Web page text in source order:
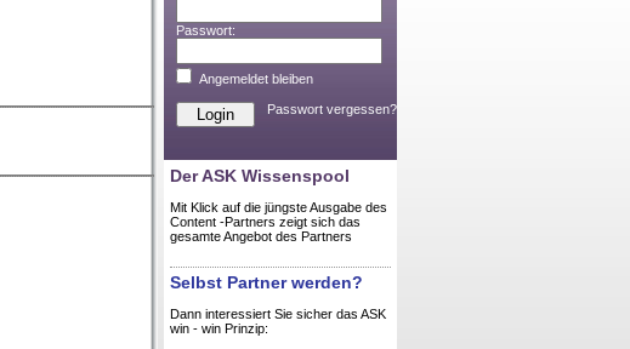
Passwort:
Angemeldet bleiben
Passwort vergessen?
Der ASK Wissenspool
Mit Klick auf die jüngste Ausgabe des
Content -Partners zeigt sich das
gesamte Angebot des Partners
Selbst Partner werden?
Dann interessiert Sie sicher das ASK
win - win Prinzip: